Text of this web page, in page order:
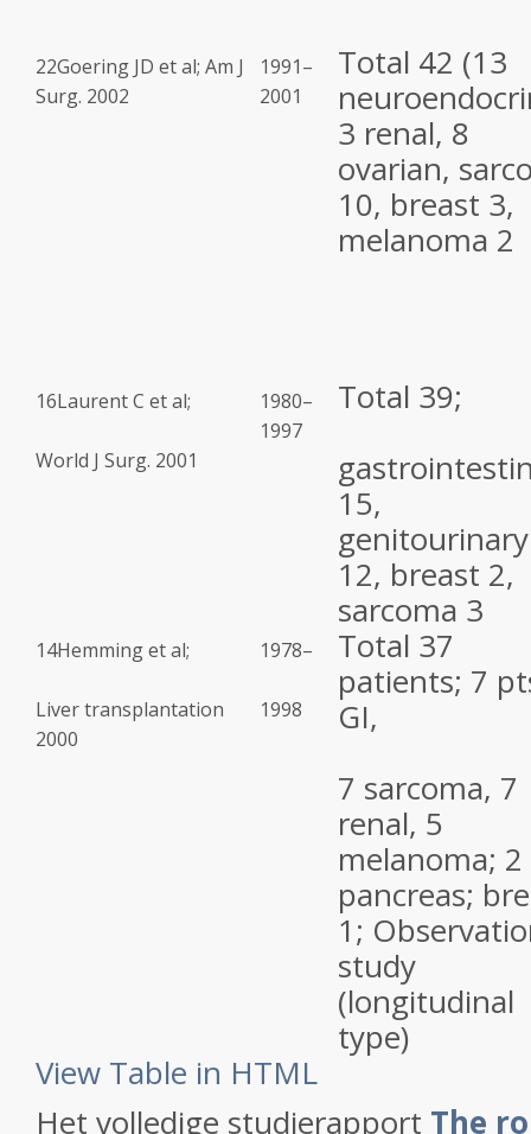
22Goering JD et al; Am J
Surg. 2002
1991–
2001
Total 42 (13
3 renal, 8
ovarian,
10, breast 3,
melanoma 2
16Laurent C et al;
World J Surg. 2001
1980–
1997
Total 39;
15,
genitourinary
12, breast 2,
sarcoma 3
14Hemming et al;
Liver transplantation
2000
1978–
1998
Total 37
patients; 7
GI,
7 sarcoma, 7
renal, 5
melanoma; 2
pancreas;
1;
study
(longitudinal
type)
View Table in HTML
Het volledige studierapport The